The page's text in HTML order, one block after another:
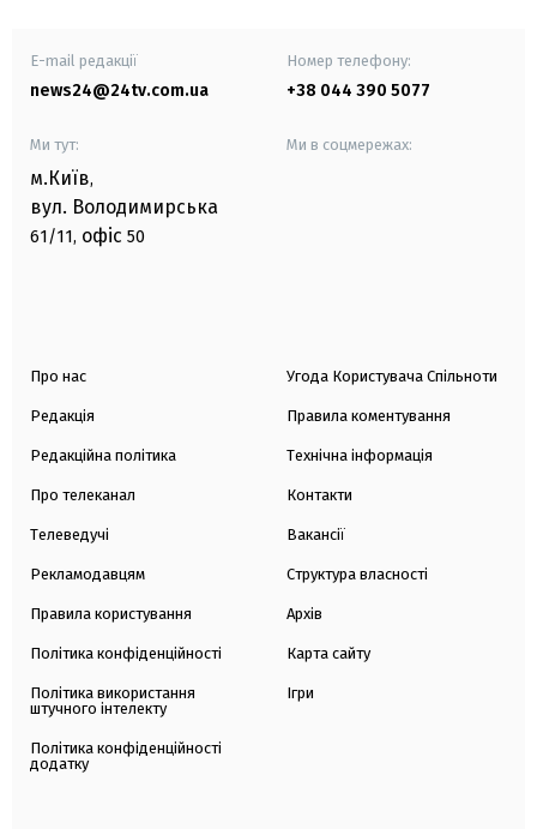
E-mail редакції
news24@24tv.com.ua
Номер телефону:
+38 044 390 5077
Ми тут:
м.Київ,
вул. Володимирська
61/11, офіс 50
Ми в соцмережах:
Про нас
Редакція
Редакційна політика
Про телеканал
Телеведучі
Рекламодавцям
Правила користування
Політика конфіденційності
Політика використання
штучного інтелекту
Політика конфіденційності
додатку
Угода Користувача Спільноти
Правила коментування
Технічна інформація
Контакти
Вакансії
Структура власності
Архів
Карта сайту
Ігри